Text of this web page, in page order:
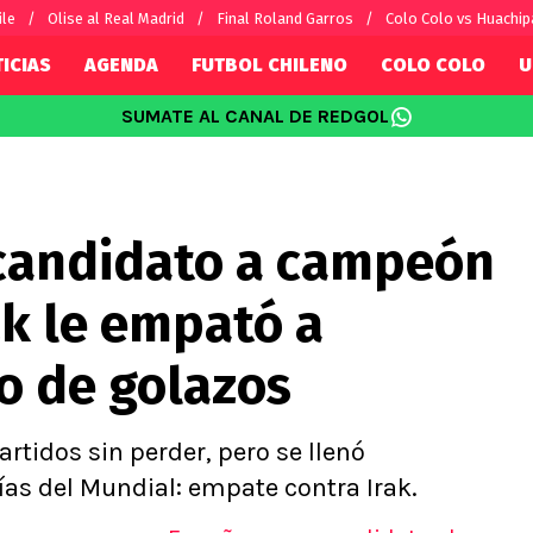
Olise al Real Madrid Final Roland Garros Colo Colo vs
por el mundo
Fútbol Argentino
Fútbol Brasileño
Conference
Ligue 1
AGENDA FUTBOL CHILENO COLO COLO
SUMATE AL CANAL DE REDGOL
a campeón
le empató a
de golazos
sin perder, pero se llenó
del Mundial: empate contra Irak.